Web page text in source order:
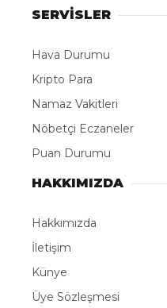
SERVİSLER
Hava Durumu
Kripto Para
Namaz Vakitleri
Nöbetçi Eczaneler
Puan Durumu
HAKKIMIZDA
Hakkımızda
İletişim
Künye
Üye Sözleşmesi